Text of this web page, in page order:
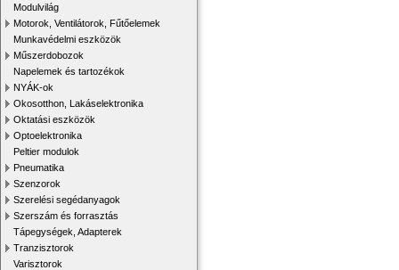
Modulvilág
Motorok, Ventilátorok, Fűtőelemek
Munkavédelmi eszközök
Műszerdobozok
Napelemek és tartozékok
NYÁK-ok
Okosotthon, Lakáselektronika
Oktatási eszközök
Optoelektronika
Peltier modulok
Pneumatika
Szenzorok
Szerelési segédanyagok
Szerszám és forrasztás
Tápegységek, Adapterek
Tranzisztorok
Varisztorok